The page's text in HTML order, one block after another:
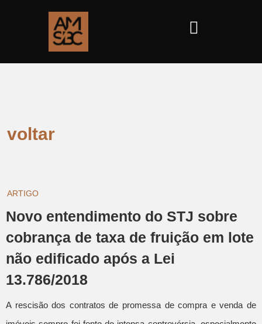
voltar
ARTIGO
Novo entendimento do STJ sobre
cobrança de taxa de fruição em lote
não edificado após a Lei
13.786/2018
A rescisão dos contratos de promessa de compra e venda de